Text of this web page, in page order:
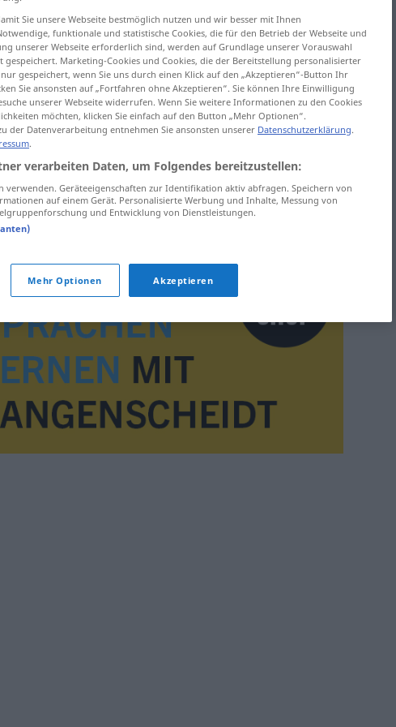
Sie unsere Webseite bestmöglich nutzen und wir besser mit Ihnen
funktionale und statistische Cookies, die für den Betrieb der Webseite und
unserer Webseite erforderlich sind, werden auf Grundlage unserer Vorauswahl
gespeichert. Marketing-Cookies und Cookies, die der Bereitstellung personalisierter
gespeichert, wenn Sie uns durch einen Klick auf den „Akzeptieren“-Button Ihr
Sie ansonsten auf „Fortfahren ohne Akzeptieren“. Sie können Ihre Einwilligung
unserer Webseite widerrufen. Wenn Sie weitere Informationen zu den Cookies
möchten, klicken Sie einfach auf den Button „Mehr Optionen“.
der Datenverarbeitung entnehmen Sie ansonsten unserer Datenschutzerklärung.
.
verarbeiten Daten, um Folgendes bereitzustellen:
verwenden. Geräteeigenschaften zur Identifikation aktiv abfragen. Speichern von
auf einem Gerät. Personalisierte Werbung und Inhalte, Messung von
und Entwicklung von Dienstleistungen.
Mehr Optionen Akzeptieren